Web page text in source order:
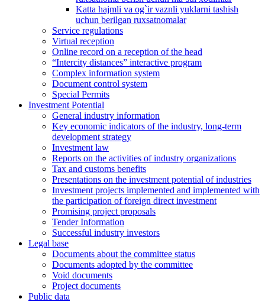
Katta hajmli va og`ir vaznli yuklarni tashish
uchun berilgan ruxsatnomalar
Service regulations
Virtual reception
Online record on a reception of the head
“Intercity distances” interactive program
Complex information system
Document control system
Special Permits
Investment Potential
General industry information
Key economic indicators of the industry, long-term
development strategy
Investment law
Reports on the activities of industry organizations
Tax and customs benefits
Presentations on the investment potential of industries
Investment projects implemented and implemented with
the participation of foreign direct investment
Promising project proposals
Tender Information
Successful industry investors
Legal base
Documents about the committee status
Documents adopted by the committee
Void documents
Project documents
Public data